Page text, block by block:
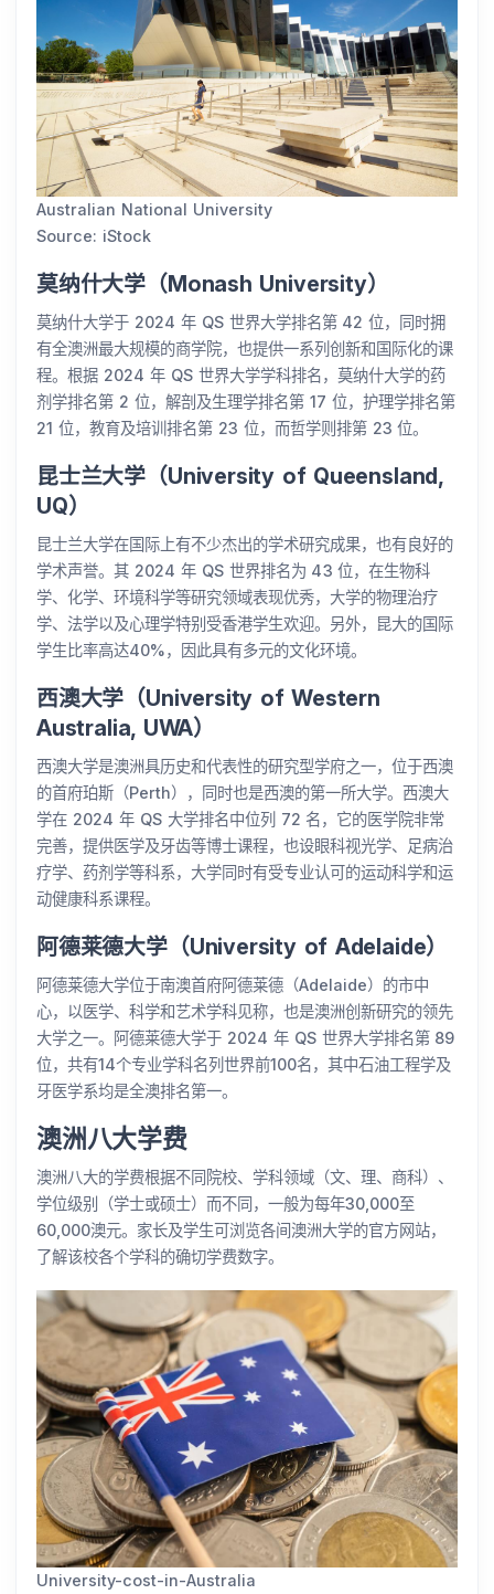
Australian National University
Source: iStock
莫纳什大学（Monash University）
莫纳什大学于 2024 年 QS 世界大学排名第 42 位，同时拥
有全澳洲最大规模的商学院，也提供一系列创新和国际化的课
程。根据 2024 年 QS 世界大学学科排名，莫纳什大学的药
剂学排名第 2 位，解剖及生理学排名第 17 位，护理学排名第
21 位，教育及培训排名第 23 位，而哲学则排第 23 位。
昆士兰大学（University of Queensland,
UQ）
昆士兰大学在国际上有不少杰出的学术研究成果，也有良好的
学术声誉。其 2024 年 QS 世界排名为 43 位，在生物科
学、化学、环境科学等研究领域表现优秀，大学的物理治疗
学、法学以及心理学特别受香港学生欢迎。另外，昆大的国际
学生比率高达40%，因此具有多元的文化环境。
西澳大学（University of Western
Australia, UWA）
西澳大学是澳洲具历史和代表性的研究型学府之一，位于西澳
的首府珀斯（Perth），同时也是西澳的第一所大学。西澳大
学在 2024 年 QS 大学排名中位列 72 名，它的医学院非常
完善，提供医学及牙齿等博士课程，也设眼科视光学、足病治
疗学、药剂学等科系，大学同时有受专业认可的运动科学和运
动健康科系课程。
阿德莱德大学（University of Adelaide）
阿德莱德大学位于南澳首府阿德莱德（Adelaide）的市中
心，以医学、科学和艺术学科见称，也是澳洲创新研究的领先
大学之一。阿德莱德大学于 2024 年 QS 世界大学排名第 89
位，共有14个专业学科名列世界前100名，其中石油工程学及
牙医学系均是全澳排名第一。
澳洲八大学费
澳洲八大的学费根据不同院校、学科领域（文、理、商科）、
学位级别（学士或硕士）而不同，一般为每年30,000至
60,000澳元。家长及学生可浏览各间澳洲大学的官方网站，
了解该校各个学科的确切学费数字。
University-cost-in-Australia